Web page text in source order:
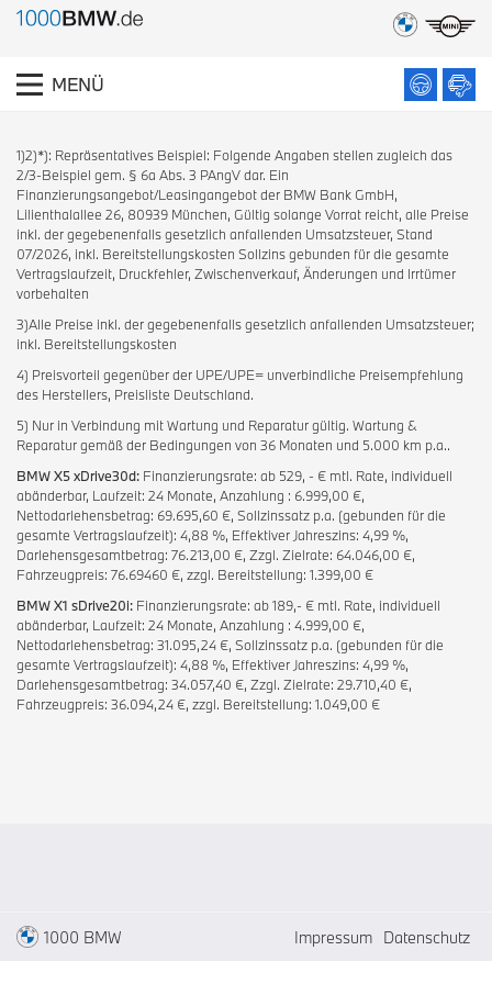
MENÜ
1)2)*): Repräsentatives Beispiel: Folgende Angaben stellen zugleich das
2/3-Beispiel gem. § 6a Abs. 3 PAngV dar. Ein
Finanzierungsangebot/Leasingangebot der BMW Bank GmbH,
Lilienthalallee 26, 80939 München, Gültig solange Vorrat reicht, alle Preise
inkl. der gegebenenfalls gesetzlich anfallenden Umsatzsteuer, Stand
07/2026, inkl. Bereitstellungskosten Sollzins gebunden für die gesamte
Vertragslaufzeit, Druckfehler, Zwischenverkauf, Änderungen und Irrtümer
vorbehalten
3)Alle Preise inkl. der gegebenenfalls gesetzlich anfallenden Umsatzsteuer;
inkl. Bereitstellungskosten
4) Preisvorteil gegenüber der UPE/UPE= unverbindliche Preisempfehlung
des Herstellers, Preisliste Deutschland.
5) Nur in Verbindung mit Wartung und Reparatur gültig. Wartung &
Reparatur gemäß der Bedingungen von 36 Monaten und 5.000 km p.a..
BMW X5 xDrive30d: Finanzierungsrate: ab 529, - € mtl. Rate, individuell
abänderbar, Laufzeit: 24 Monate, Anzahlung : 6.999,00 €,
Nettodarlehensbetrag: 69.695,60 €, Sollzinssatz p.a. (gebunden für die
gesamte Vertragslaufzeit): 4,88 %, Effektiver Jahreszins: 4,99 %,
Darlehensgesamtbetrag: 76.213,00 €, Zzgl. Zielrate: 64.046,00 €,
Fahrzeugpreis: 76.69460 €, zzgl. Bereitstellung: 1.399,00 €
BMW X1 sDrive20i: Finanzierungsrate: ab 189,- € mtl. Rate, individuell
abänderbar, Laufzeit: 24 Monate, Anzahlung : 4.999,00 €,
Nettodarlehensbetrag: 31.095,24 €, Sollzinssatz p.a. (gebunden für die
gesamte Vertragslaufzeit): 4,88 %, Effektiver Jahreszins: 4,99 %,
Darlehensgesamtbetrag: 34.057,40 €, Zzgl. Zielrate: 29.710,40 €,
Fahrzeugpreis: 36.094,24 €, zzgl. Bereitstellung: 1.049,00 €
1000 BMW Impressum Datenschutz